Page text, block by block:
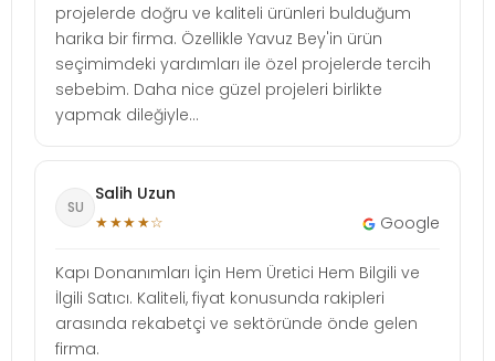
projelerde doğru ve kaliteli ürünleri bulduğum
harika bir firma. Özellikle Yavuz Bey'in ürün
seçimimdeki yardımları ile özel projelerde tercih
sebebim. Daha nice güzel projeleri birlikte
yapmak dileğiyle...
SU
Salih Uzun
★★★★☆ Google
Kapı Donanımları İçin Hem Üretici Hem Bilgili ve
İlgili Satıcı. Kaliteli, fiyat konusunda rakipleri
arasında rekabetçi ve sektöründe önde gelen
firma.